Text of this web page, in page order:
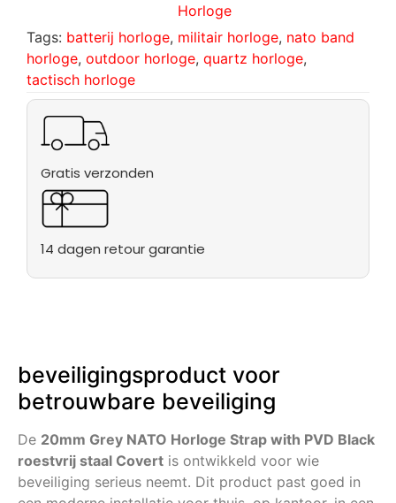
Horloge
Tags: batterij horloge, militair horloge, nato band
horloge, outdoor horloge, quartz horloge,
tactisch horloge
Gratis verzonden
14 dagen retour garantie
beveiligingsproduct voor
betrouwbare beveiliging
De 20mm Grey NATO Horloge Strap with PVD Black
roestvrij staal Covert is ontwikkeld voor wie
beveiliging serieus neemt. Dit product past goed in